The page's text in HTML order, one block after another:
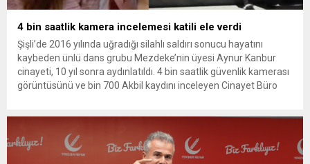
4 bin saatlik kamera incelemesi katili ele verdi
Şişli’de 2016 yılında uğradığı silahlı saldırı sonucu hayatını
kaybeden ünlü dans grubu Mezdeke’nin üyesi Aynur Kanbur
cinayeti, 10 yıl sonra aydınlatıldı. 4 bin saatlik güvenlik kamerası
görüntüsünü ve bin 700 Akbil kaydını inceleyen Cinayet Büro